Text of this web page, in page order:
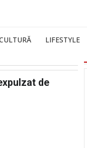
LIFESTYLE
de